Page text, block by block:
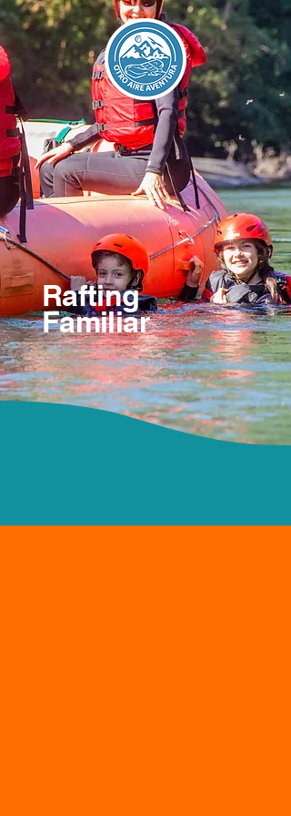
Rafting
Familiar